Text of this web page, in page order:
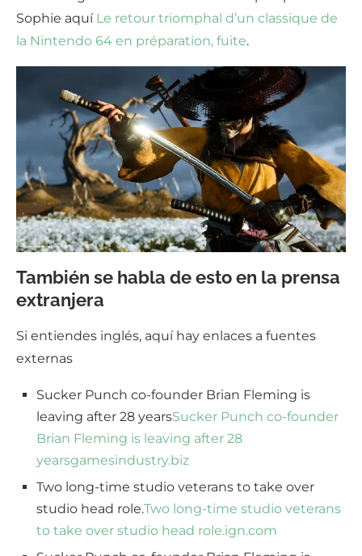
Sophie aquí Le retour triomphal d’un classique de
la Nintendo 64 en préparation, fuite.
También se habla de esto en la prensa
extranjera
Si entiendes inglés, aquí hay enlaces a fuentes
externas
Sucker Punch co-founder Brian Fleming is
leaving after 28 yearsSucker Punch co-founder
Brian Fleming is leaving after 28
yearsgamesindustry.biz
Two long-time studio veterans to take over
studio head role.Two long-time studio veterans
to take over studio head role.ign.com